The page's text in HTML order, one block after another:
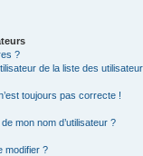
?
de la liste des
toujours pas correcte !
mon nom d’utilisateur ?
modifier ?